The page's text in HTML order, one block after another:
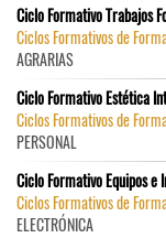
Ciclo Formativo Trabajos
Ciclos Formativos de
AGRARIAS
Ciclo Formativo Estética
Ciclos Formativos de
PERSONAL
Ciclo Formativo Equipos
Ciclos Formativos de
ELECTRÓNICA